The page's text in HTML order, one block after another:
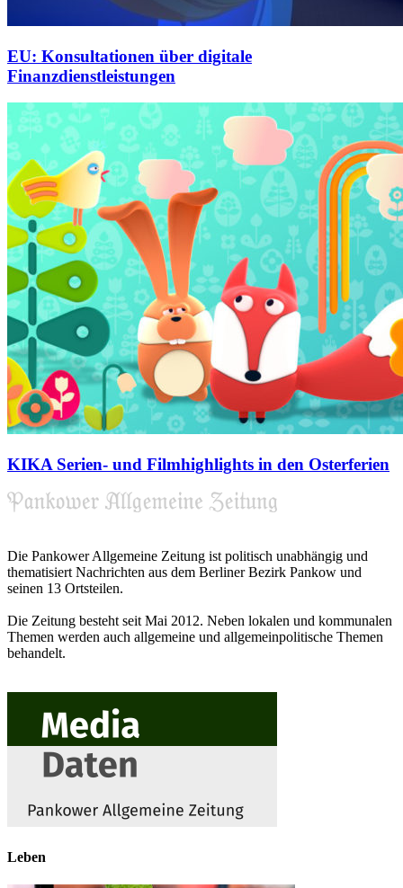
EU: Konsultationen über digitale
Finanzdienstleistungen
KIKA Serien- und Filmhighlights in den Osterferien
Die Pankower Allgemeine Zeitung ist politisch unabhängig und
thematisiert Nachrichten aus dem Berliner Bezirk Pankow und
seinen 13 Ortsteilen.
Die Zeitung besteht seit Mai 2012. Neben lokalen und kommunalen
Themen werden auch allgemeine und allgemeinpolitische Themen
behandelt.
Leben